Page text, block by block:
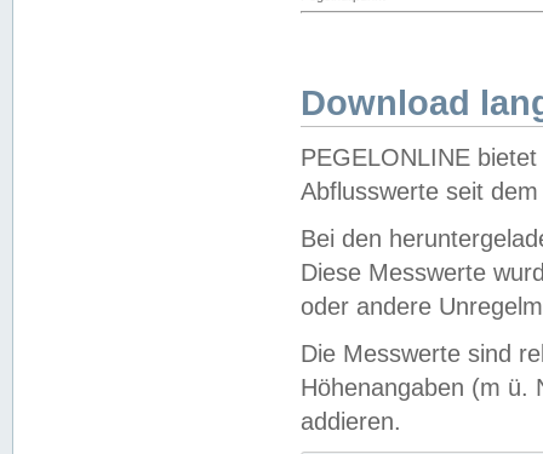
Download
PEGELONLINE
Abflusswerte seit
Bei den
Diese Messwerte
oder andere
Die Messwerte sind
Höhenangaben (m ü.
addieren.